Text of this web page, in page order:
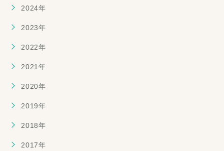
2024年
2023年
2022年
2021年
2020年
2019年
2018年
2017年